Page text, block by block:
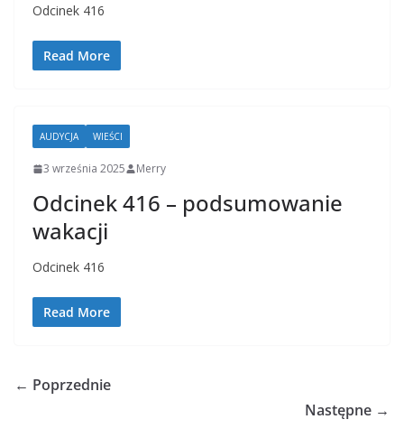
Odcinek 416
Read More
AUDYCJA WIEŚCI
3 września 2025 Merry
Odcinek 416 – podsumowanie
wakacji
Odcinek 416
Read More
← Poprzednie
Następne →